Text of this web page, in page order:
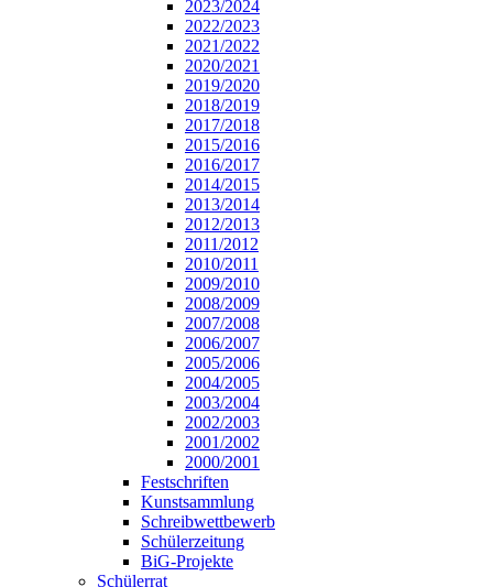
2023/2024
2022/2023
2021/2022
2020/2021
2019/2020
2018/2019
2017/2018
2015/2016
2016/2017
2014/2015
2013/2014
2012/2013
2011/2012
2010/2011
2009/2010
2008/2009
2007/2008
2006/2007
2005/2006
2004/2005
2003/2004
2002/2003
2001/2002
2000/2001
Festschriften
Kunstsammlung
Schreibwettbewerb
Schülerzeitung
BiG-Projekte
Schülerrat